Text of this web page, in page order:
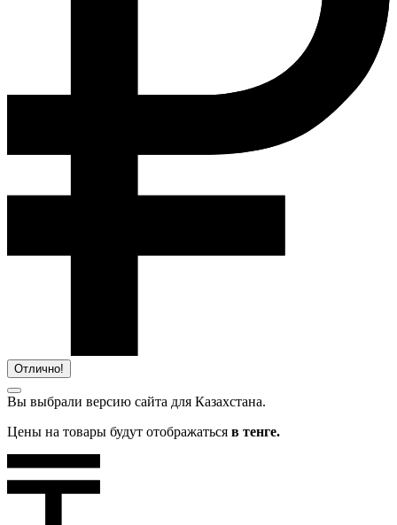
Отлично!
Вы выбрали версию сайта для Казахстана.
Цены на товары будут отображаться в тенге.